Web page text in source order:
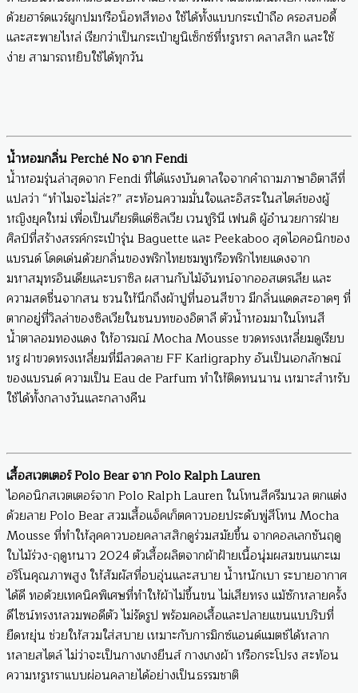
ด้วยฮาร์ดแวร์ผูกปมหรือน็อทสีทอง ใช้ได้ทั้งแบบกระเป๋าถือ ครอสบอดี้
และสะพายไหล่ เรียกว่าเป็นกระเป๋ายูนิเซ็กซ์ที่หรูหรา คลาสสิก และใช้
ง่าย สามารถหยิบใช้ได้ทุกวัน
น้ำหอมกลิ่น Perché No จาก Fendi
น้ำหอมรุ่นล่าสุดจาก Fendi ที่ได้แรงบันดาลใจจากคำถามภาษาอิตาลีที่
แปลว่า “ทำไมจะไม่ล่ะ?” สะท้อนความมั่นใจและอิสระในสไตล์ของผู้
หญิงยุคใหม่ เพื่อเป็นเกียรติแด่ซิลเวีย เวนทูรินี เฟนดิ ผู้อำนวยการฝ่าย
ศิลป์ที่สร้างสรรค์กระเป๋ารุ่น Baguette และ Peekaboo สุดไอคอนิกของ
แบรนด์ โดดเด่นด้วยกลิ่นของพริกไทยชมพูหรือพริกไทยแดงจาก
มหาสมุทรอินเดียและบราซิล ผสานกับไม้จันทน์จากออสเตรเลีย และ
ความสดชื่นจากสน ชวนให้นึกถึงผ้าปูที่นอนสีขาว มีกลิ่นแดดสะอาดๆ ที่
ตากอยู่ที่วิลล่าของซิลเวียในชนบทของอิตาลี ตัวน้ำหอมมาในโทนสี
น้ำตาลอมทองแดง ให้อารมณ์ Mocha Mousse ขวดทรงเหลี่ยมดูเรียบ
หรู ฝาขวดทรงเหลี่ยมที่มีลวดลาย FF Karligraphy อันเป็นเอกลักษณ์
ของแบรนด์ ความเป็น Eau de Parfum ทำให้ติดทนนาน เหมาะสำหรับ
ใช้ได้ทั้งกลางวันและกลางคืน
เสื้อสเวตเตอร์ Polo Bear จาก Polo Ralph Lauren
ไอคอนิกสเวตเตอร์จาก Polo Ralph Lauren ในโทนสีครีมนวล ตกแต่ง
ด้วยลาย Polo Bear สวมเสื้อแจ็คเก็ตคาวบอยประดับพู่สีโทน Mocha
Mousse ที่ทำให้ลุคคาวบอยคลาสสิกดูร่วมสมัยขึ้น จากคอลเลกชันฤดู
ใบไม้ร่วง-ฤดูหนาว 2024 ตัวเสื้อผลิตจากผ้าฝ้ายเนื้อนุ่มผสมขนแกะเม
อริโนคุณภาพสูง ให้สัมผัสที่อบอุ่นและสบาย น้ำหนักเบา ระบายอากาศ
ได้ดี ทอด้วยเทคนิคพิเศษที่ทำให้ผ้าไม่ขึ้นขน ไม่เสียทรง แม้ซักหลายครั้ง
ดีไซน์ทรงหลวมพอดีตัว ไม่รัดรูป พร้อมคอเสื้อและปลายแขนแบบริบที่
ยืดหยุ่น ช่วยให้สวมใส่สบาย เหมาะกับการมิกซ์แอนด์แมตช์ได้หลาก
หลายสไตล์ ไม่ว่าจะเป็นกางเกงยีนส์ กางเกงผ้า หรือกระโปรง สะท้อน
ความหรูหราแบบผ่อนคลายได้อย่างเป็นธรรมชาติ